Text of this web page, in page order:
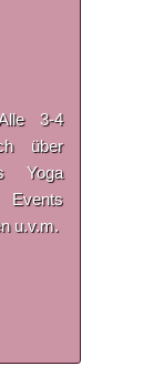
3-4
über
Yoga
Events
u.v.m.